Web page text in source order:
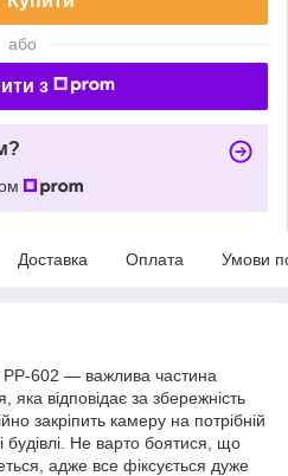
або
з
Доставка Оплата Умови
602 — важлива частина
відповідає за збережність
закріпить камеру на потрібній
будівлі. Не варто боятися, що
адже все фіксується дуже